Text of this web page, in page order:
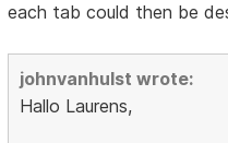
each tab could then be
johnvanhulst wrote:
Hallo Laurens,